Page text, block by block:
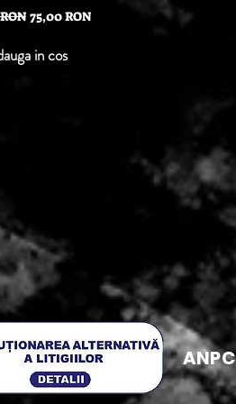
Preț redus
75,00 RON
in cos
ANPC